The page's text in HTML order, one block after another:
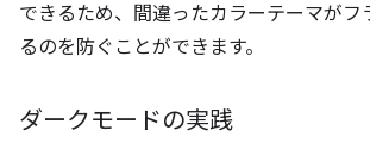
できるため、間違ったカラーテーマがフ
るのを防ぐことができます。
ダークモードの実践